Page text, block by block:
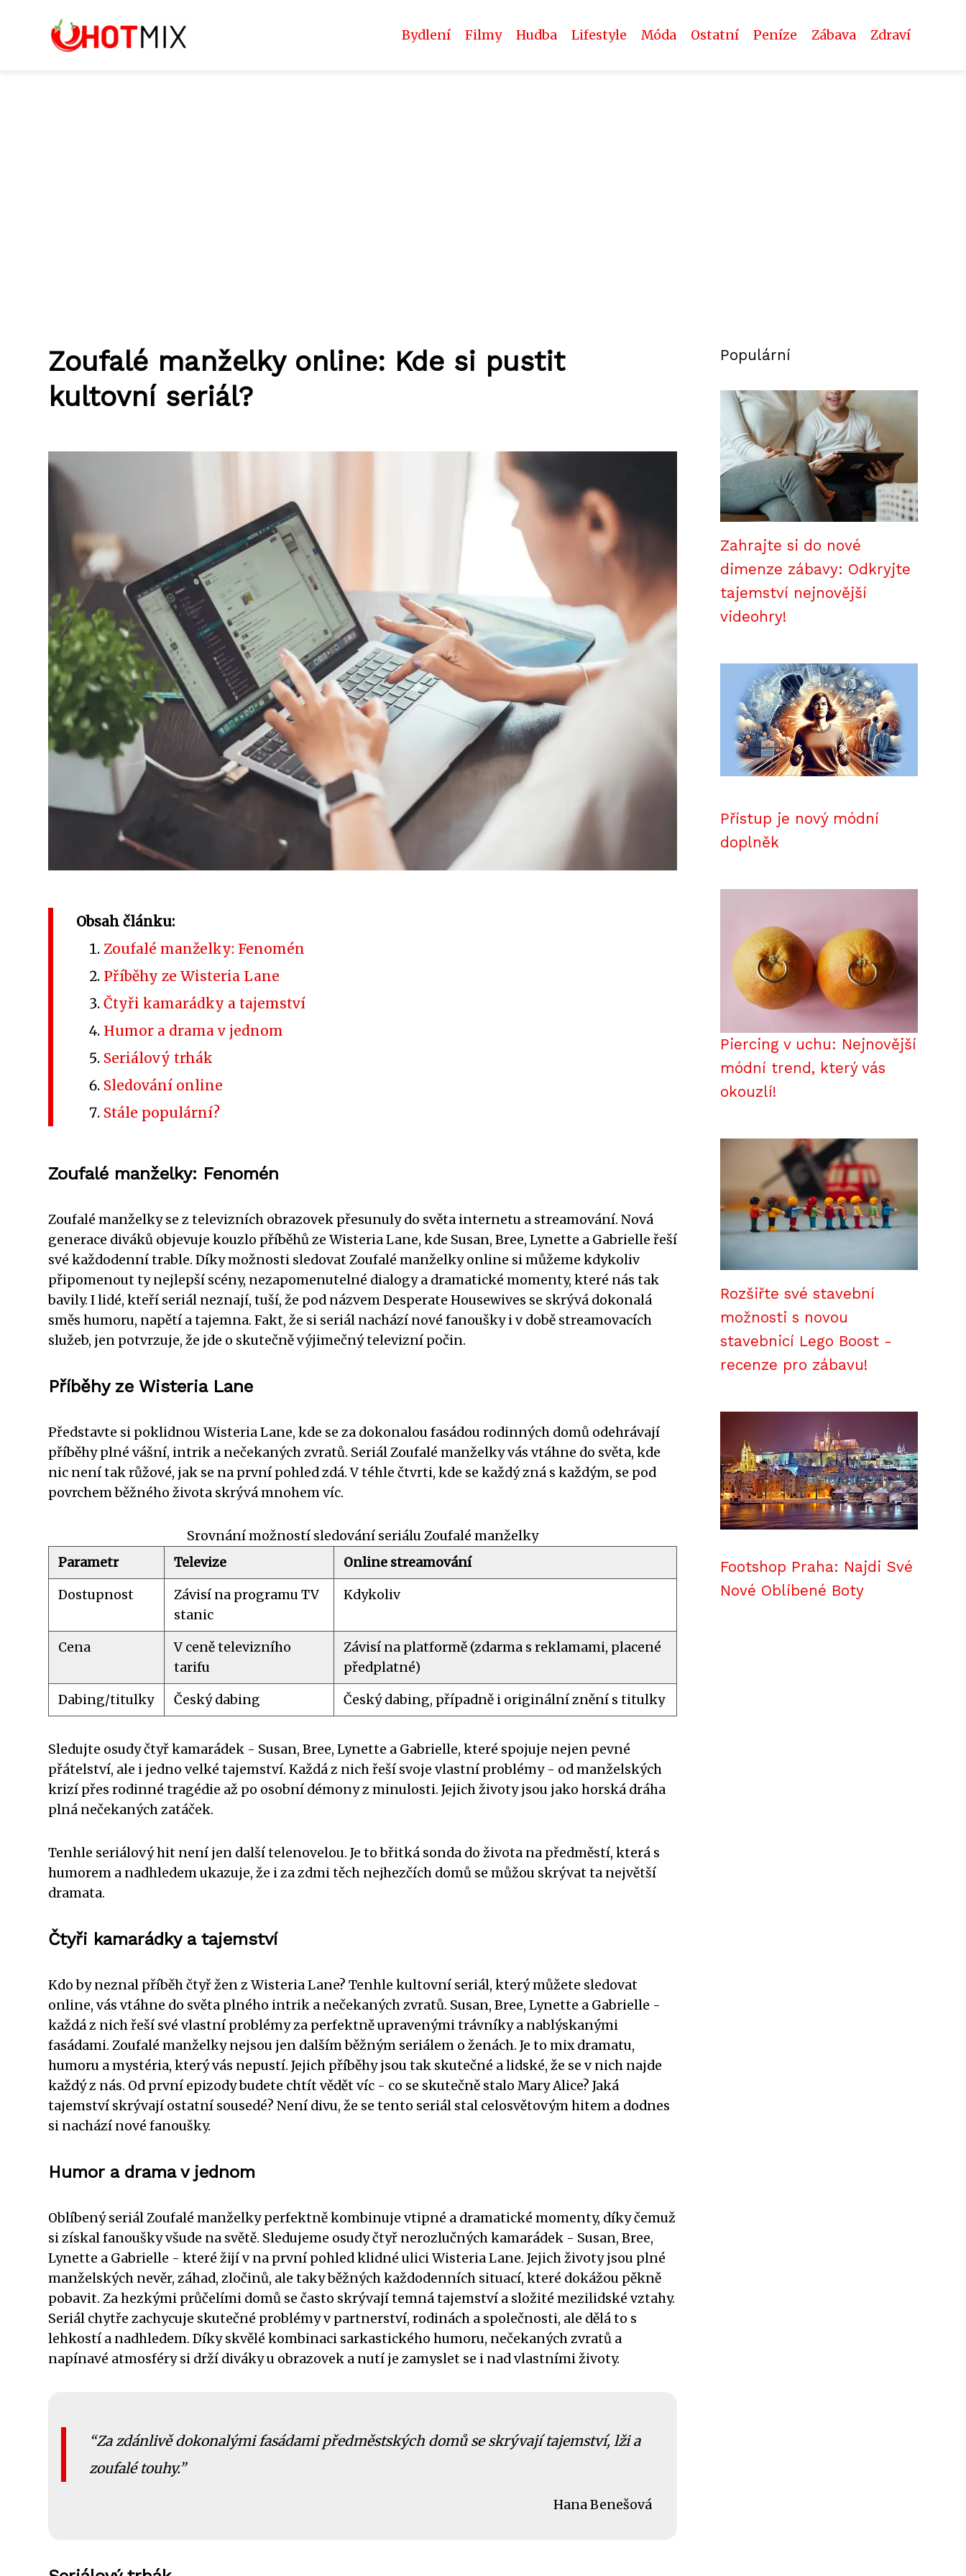
Bydlení Filmy Hudba Lifestyle Móda Ostatní Peníze Zábava Zdraví
Zoufalé manželky online: Kde si pustit
kultovní seriál?
Obsah článku:
Zoufalé manželky: Fenomén
Příběhy ze Wisteria Lane
Čtyři kamarádky a tajemství
Humor a drama v jednom
Seriálový trhák
Sledování online
Stále populární?
Zoufalé manželky: Fenomén
Zoufalé manželky se z televizních obrazovek přesunuly do světa internetu a streamování. Nová
generace diváků objevuje kouzlo příběhů ze Wisteria Lane, kde Susan, Bree, Lynette a Gabrielle řeší
své každodenní trable. Díky možnosti sledovat Zoufalé manželky online si můžeme kdykoliv
připomenout ty nejlepší scény, nezapomenutelné dialogy a dramatické momenty, které nás tak
bavily. I lidé, kteří seriál neznají, tuší, že pod názvem Desperate Housewives se skrývá dokonalá
směs humoru, napětí a tajemna. Fakt, že si seriál nachází nové fanoušky i v době streamovacích
služeb, jen potvrzuje, že jde o skutečně výjimečný televizní počin.
Příběhy ze Wisteria Lane
Představte si poklidnou Wisteria Lane, kde se za dokonalou fasádou rodinných domů odehrávají
příběhy plné vášní, intrik a nečekaných zvratů. Seriál Zoufalé manželky vás vtáhne do světa, kde
nic není tak růžové, jak se na první pohled zdá. V téhle čtvrti, kde se každý zná s každým, se pod
povrchem běžného života skrývá mnohem víc.
Srovnání možností sledování seriálu Zoufalé manželky
Parametr
Televize Online streamování
Dostupnost
Závisí na programu TV
stanic
Kdykoliv
Cena
V ceně televizního
tarifu
Závisí na platformě (zdarma s reklamami, placené
předplatné)
Dabing/titulky Český dabing Český dabing, případně i originální znění s titulky
Sledujte osudy čtyř kamarádek - Susan, Bree, Lynette a Gabrielle, které spojuje nejen pevné
přátelství, ale i jedno velké tajemství. Každá z nich řeší svoje vlastní problémy - od manželských
krizí přes rodinné tragédie až po osobní démony z minulosti. Jejich životy jsou jako horská dráha
plná nečekaných zatáček.
Tenhle seriálový hit není jen další telenovelou. Je to břitká sonda do života na předměstí, která s
humorem a nadhledem ukazuje, že i za zdmi těch nejhezčích domů se můžou skrývat ta největší
dramata.
Čtyři kamarádky a tajemství
Kdo by neznal příběh čtyř žen z Wisteria Lane? Tenhle kultovní seriál, který můžete sledovat
online, vás vtáhne do světa plného intrik a nečekaných zvratů. Susan, Bree, Lynette a Gabrielle -
každá z nich řeší své vlastní problémy za perfektně upravenými trávníky a nablýskanými
fasádami. Zoufalé manželky nejsou jen dalším běžným seriálem o ženách. Je to mix dramatu,
humoru a mystéria, který vás nepustí. Jejich příběhy jsou tak skutečné a lidské, že se v nich najde
každý z nás. Od první epizody budete chtít vědět víc - co se skutečně stalo Mary Alice? Jaká
tajemství skrývají ostatní sousedé? Není divu, že se tento seriál stal celosvětovým hitem a dodnes
si nachází nové fanoušky.
Humor a drama v jednom
Oblíbený seriál Zoufalé manželky perfektně kombinuje vtipné a dramatické momenty, díky čemuž
si získal fanoušky všude na světě. Sledujeme osudy čtyř nerozlučných kamarádek - Susan, Bree,
Lynette a Gabrielle - které žijí v na první pohled klidné ulici Wisteria Lane. Jejich životy jsou plné
manželských nevěr, záhad, zločinů, ale taky běžných každodenních situací, které dokážou pěkně
pobavit. Za hezkými průčelími domů se často skrývají temná tajemství a složité mezilidské vztahy.
Seriál chytře zachycuje skutečné problémy v partnerství, rodinách a společnosti, ale dělá to s
lehkostí a nadhledem. Díky skvělé kombinaci sarkastického humoru, nečekaných zvratů a
napínavé atmosféry si drží diváky u obrazovek a nutí je zamyslet se i nad vlastními životy.
Za zdánlivě dokonalými fasádami předměstských domů se skrývají tajemství, lži a
zoufalé touhy.
Hana Benešová
Populární
Zahrajte si do nové
dimenze zábavy: Odkryjte
tajemství nejnovější
videohry!
Přístup je nový módní
doplněk
Piercing v uchu: Nejnovější
módní trend, který vás
okouzlí!
Rozšiřte své stavební
možnosti s novou
stavebnicí Lego Boost -
recenze pro zábavu!
Footshop Praha: Najdi Své
Nové Oblíbené Boty